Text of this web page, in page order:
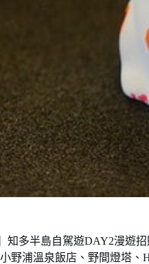
知多半島自駕遊DAY2漫遊
野浦溫泉飯店、野間燈塔